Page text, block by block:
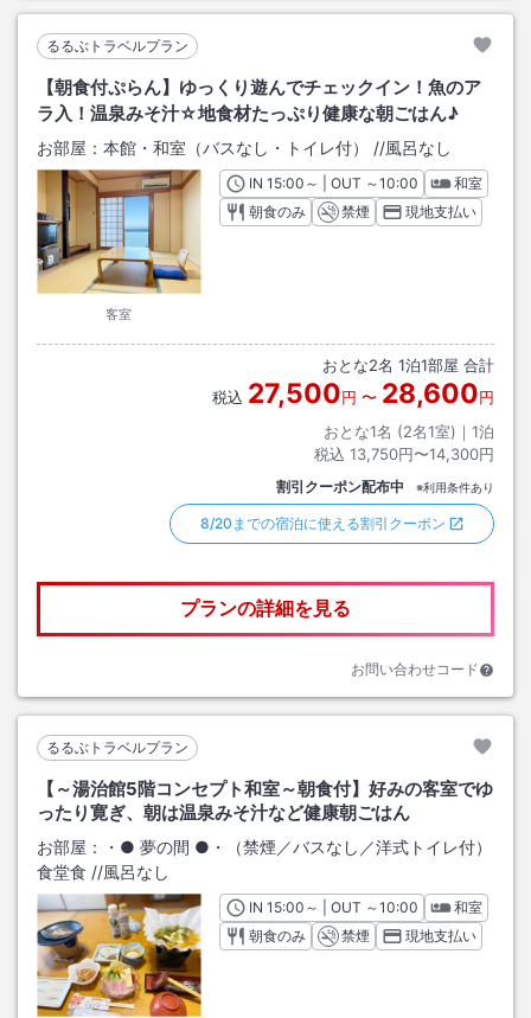
るるぶトラベルプラン
【朝食付ぷらん】ゆっくり遊んでチェックイン！魚のア
ラ入！温泉みそ汁☆地食材たっぷり健康な朝ごはん♪
お部屋： 本館・和室（バスなし・トイレ付） //風呂なし
客室
INチェックイン
15:00 ～ | OUT チェックアウト
～10:00
和室
朝食のみ
禁煙 現地支払い
おとな2名 1泊1部屋 合計
税込 27,500円 〜 28,600円
おとな1名 (2名1室)｜ 1泊
税込 13,750円〜14,300円
割引クーポン配布中 ※利用条件あり
8/20までの宿泊に使える割引クーポン
プランの詳細を見る
お問い合わせコード
るるぶトラベルプラン
【～湯治館5階コンセプト和室～朝食付】好みの客室でゆ
ったり寛ぎ、朝は温泉みそ汁など健康朝ごはん
お部屋：
・● 夢の間 ●・（禁煙／バスなし／洋式トイレ付）
食堂食 //風呂なし
INチェックイン
15:00 ～ | OUT チェックアウト
～10:00
和室
朝食のみ
禁煙 現地支払い